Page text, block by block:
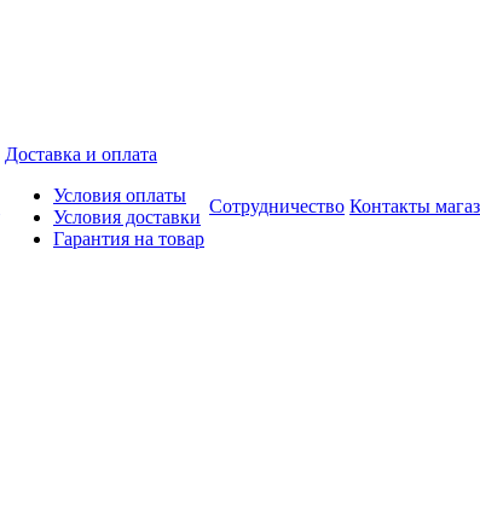
Доставка и оплата
Условия оплаты
Условия доставки
Гарантия на товар
Сотрудничество Контакты